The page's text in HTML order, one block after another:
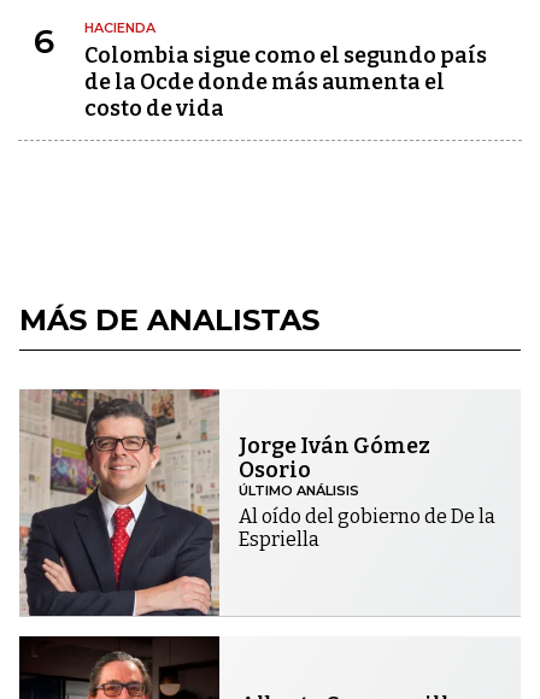
6 HACIENDA
Colombia sigue como el segundo país
de la Ocde donde más aumenta el
costo de vida
MÁS DE ANALISTAS
Jorge Iván Gómez
Osorio
ÚLTIMO ANÁLISIS
Al oído del gobierno de De la
Espriella